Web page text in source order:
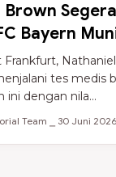
Bayern
Frankfurt,
tes medis
ini dengan nila...
Team ⎯ 30 Juni 2026